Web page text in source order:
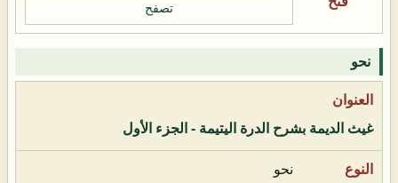
تصفح
نحو
غيث الديمة بشرح الدرة اليتيمة - الجزء الأول
نحو